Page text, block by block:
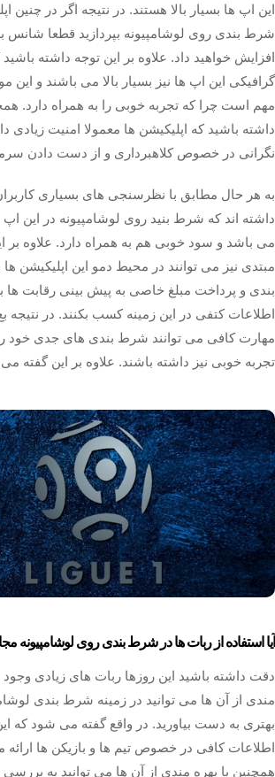
این اپ ها بسیار بالا هستند. در نتیجه اگر در چنین
شرط بندی روی لوشامپیونه بپردازید قطعا شانس
افزایش خواهید داد. علاوه بر این توجه داشته
گرافیکی این اپ ها نیز بسیار بالا می باشند و این
مهم است چرا که تجربه خوبی را به همراه دارد.
داشته باشید که اپلیکیشن ها معمولا امنیت زیادی
نگرانی در خصوص کلاهبرداری و از دست دادن
به هر حال مطابق با نظرسنجی های بسیاری
داشته اند که شرط بنید روی لوشامپیونه در این
می باشد و سود خوبی هم به همراه دارد. علاوه بر
مبتدی نیز می توانند در محیط دمو این اپلیکیشن
بندی و پرداخت مبلغ خاصی به پیش بینی رقابت ها
اطلاعات کتفی در این زمینه کسب بکنند. در نتیجه
مهارت کافی می توانند شرط بندی های جدی خود
تجربه خوبی نیز داشته باشند. علاوه بر این گفته
آیا استفاده از ربات‌ ها در شرط بندی روی لوشامپیونه
دقت داشته باشید این روزها ربات های زیادی وجود
مندی از آن ها می توانید در زمینه شرط بندی
بهتری به دست بیاورید. در واقع گفته می شود که
اطلاعات کافی در خصوص تیم ها و بازیکن ها ارائه
همچنین با بهره مندی از آن ها می توانید به بررسی